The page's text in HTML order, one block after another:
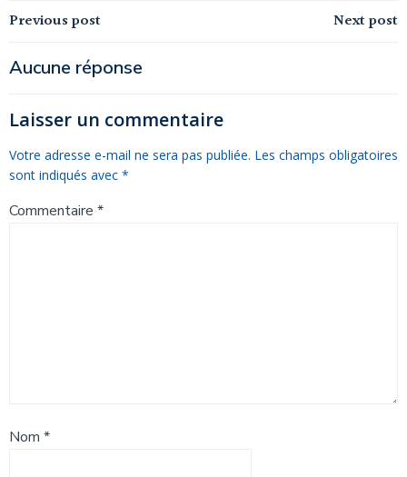
Navigation
de
l’article
Previous post Navigation
l’article
Next post
Aucune réponse
Laisser un commentaire
Votre adresse e-mail ne sera pas publiée. Les champs obligatoires
sont indiqués avec *
Commentaire *
Nom *